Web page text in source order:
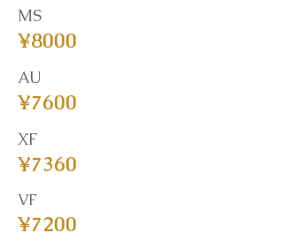
MS
¥8000
AU
¥7600
XF
¥7360
VF
¥7200